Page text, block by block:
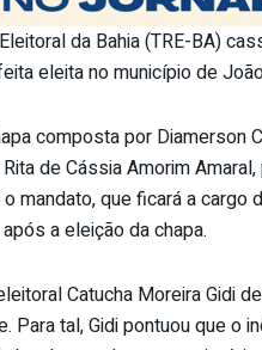
da Bahia (TRE-BA)
eleita no município de
composta por Diamerson
de Cássia Amorim
mandato, que ficará a
a eleição da chapa.
Catucha Moreira Gidi
Para tal, Gidi pontuou que